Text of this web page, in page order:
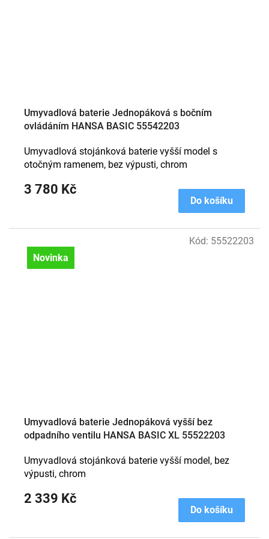
Umyvadlová baterie Jednopáková s bočním
ovládáním HANSA BASIC 55542203
3 780 Kč
Do košíku
Umyvadlová stojánková baterie vyšší model s
otočným ramenem, bez výpusti, chrom
Novinka
Umyvadlová baterie Jednopáková vyšší bez
odpadního ventilu HANSA BASIC XL 55522203
2 339 Kč
Do košíku
Umyvadlová stojánková baterie vyšší model, bez
výpusti, chrom
Kód: 55522203